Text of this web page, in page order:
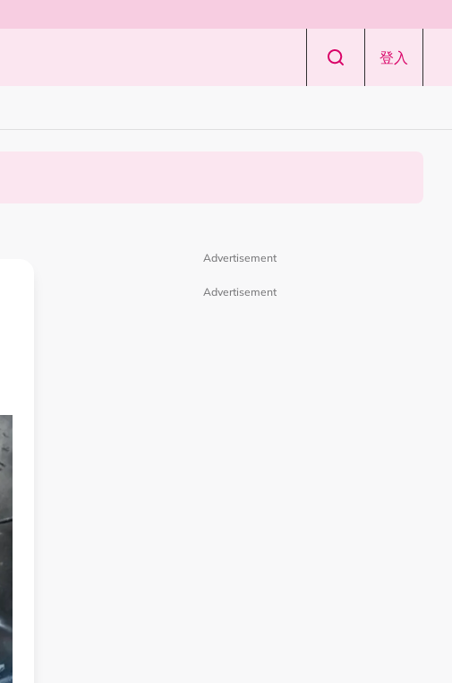
登入
Advertisement
Advertisement